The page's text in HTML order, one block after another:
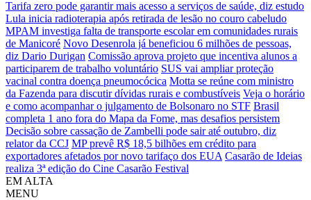
Tarifa zero pode garantir mais acesso a serviços de saúde, diz estudo
Lula inicia radioterapia após retirada de lesão no couro cabeludo
MPAM investiga falta de transporte escolar em comunidades rurais
de Manicoré Novo Desenrola já beneficiou 6 milhões de pessoas,
diz Dario Durigan Comissão aprova projeto que incentiva alunos a
participarem de trabalho voluntário SUS vai ampliar proteção
vacinal contra doença pneumocócica Motta se reúne com ministro
da Fazenda para discutir dívidas rurais e combustíveis Veja o horário
e como acompanhar o julgamento de Bolsonaro no STF Brasil
completa 1 ano fora do Mapa da Fome, mas desafios persistem
Decisão sobre cassação de Zambelli pode sair até outubro, diz
relator da CCJ MP prevê R$ 18,5 bilhões em crédito para
exportadores afetados por novo tarifaço dos EUA Casarão de Ideias
realiza 3ª edição do Cine Casarão Festival
EM ALTA
MENU